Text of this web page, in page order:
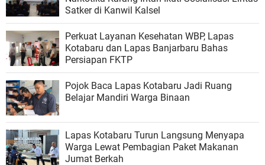
Satker di Kanwil Kalsel
Perkuat Layanan Kesehatan WBP, Lapas
Kotabaru dan Lapas Banjarbaru Bahas
Persiapan FKTP
Pojok Baca Lapas Kotabaru Jadi Ruang
Belajar Mandiri Warga Binaan
Lapas Kotabaru Turun Langsung Menyapa
Warga Lewat Pembagian Paket Makanan
Jumat Berkah